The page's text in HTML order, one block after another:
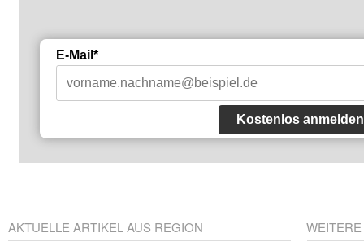
E-Mail*
Kostenlos anmelden
AKTUELLE ARTIKEL AUS REGION